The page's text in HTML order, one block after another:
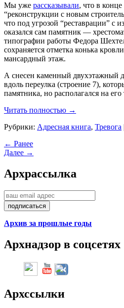
Мы уже рассказывали, что в
“реконструкции с новым
что под угрозой “реставрации” с
оказался сам памятник —
типографии работы Федора
сохраняется отметка конька
мансардный этаж.
А снесен каменный двухэтажный
вдоль переулка (строение 7),
памятника, но располагался на
Читать полностью →
Рубрики: Адресная книга, Тревога
← Ранее
Далее →
Архрассылка
Архив за прошлые годы
Архнадзор в соцсетях
Архссылки